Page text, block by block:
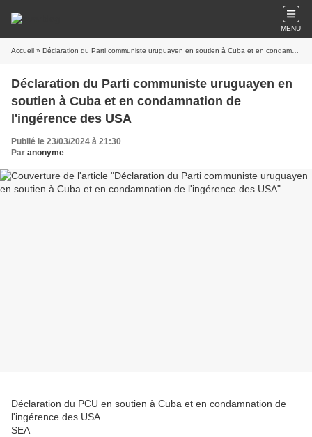
MENU
Accueil » Déclaration du Parti communiste uruguayen en soutien à Cuba et en condamnation de l'ingérence des USA
Déclaration du Parti communiste uruguayen en
soutien à Cuba et en condamnation de
l'ingérence des USA
Publié le 23/03/2024 à 21:30
Par anonyme
Déclaration du PCU en soutien à Cuba et en condamnation de
l'ingérence des USA
SEA